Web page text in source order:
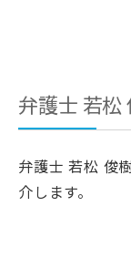
弁護士 若松
弁護士 若松 俊
介します。